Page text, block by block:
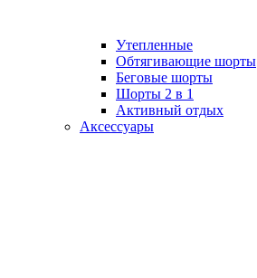
Утепленные
Обтягивающие шорты
Беговые шорты
Шорты 2 в 1
Активный отдых
Аксессуары